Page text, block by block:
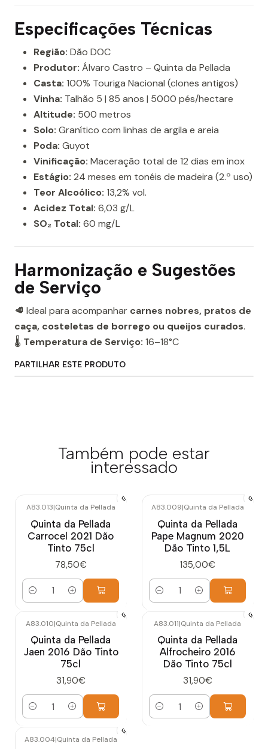
Especificações Técnicas
Região: Dão DOC
Produtor: Álvaro Castro – Quinta da Pellada
Casta: 100% Touriga Nacional (clones antigos)
Vinha: Talhão 5 | 85 anos | 5000 pés/hectare
Altitude: 500 metros
Solo: Granítico com linhas de argila e areia
Poda: Guyot
Vinificação: Maceração total de 12 dias em inox
Estágio: 24 meses em tonéis de madeira (2.º uso)
Teor Alcoólico: 13,2% vol.
Acidez Total: 6,03 g/L
SO₂ Total: 60 mg/L
Harmonização e Sugestões
de Serviço
🥩 Ideal para acompanhar carnes nobres, pratos de
caça, costeletas de borrego ou queijos curados.
🌡 Temperatura de Serviço: 16–18°C
PARTILHAR ESTE PRODUTO
Também pode estar
interessado
A83.013|Quinta da Pellada
Quinta da Pellada
Carrocel 2021 Dão
Tinto 75cl
78,50€
Quantidade
A83.009|Quinta da Pellada
Quinta da Pellada
Pape Magnum 2020
Dão Tinto 1,5L
135,00€
Quantidade
A83.010|Quinta da Pellada
Quinta da Pellada
Jaen 2016 Dão Tinto
75cl
31,90€
Quantidade
A83.011|Quinta da Pellada
Quinta da Pellada
Alfrocheiro 2016
Dão Tinto 75cl
31,90€
Quantidade
A83.004|Quinta da Pellada